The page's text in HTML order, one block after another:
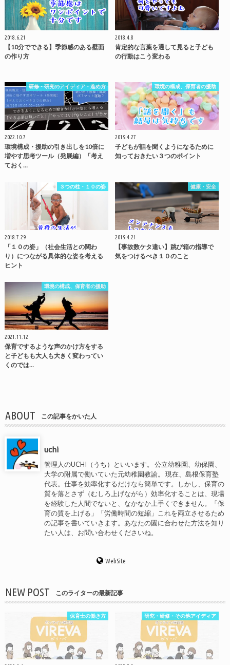
2018.6.21
【10分でできる】季節感のある壁面
の作り方
2018.4.8
肯定的な言葉を通して見ると子ども
の行動はこう変わる
研修・研究のアイディア・進め方
2022.10.7
環境構成・援助の引き出しを10倍に
増やす思考ツール（発展編）「考え
ておく…
環境の構成、保育者の援助
2019.4.27
子どもが話を聞くようになるために
知っておきたい３つのポイント
３つの柱・１０の姿
2018.7.29
「１０の姿」（社会生活との関わ
り）につながる具体的な姿を考える
ヒント
健康・安全
2019.4.21
【事故数ケタ違い】跳び箱の指導で
気をつけるべき１０のこと
環境の構成、保育者の援助
2021.11.12
保育でするような声のかけ方をする
と子どもも大人も大きく変わってい
くのでは…
ABOUT この記事をかいた人
uchi
管理人のUCHI（うち）といいます。 公立幼稚園、幼保園、
大学の附属で働いていた元幼稚園教諭。 現在、島根保育塾
代表。仕事を効率化するだけなら簡単です。しかし、保育の
質を落とさず（むしろ上げながら）効率化することは、現場
を経験した人間でないと、なかなか上手くできません。「保
育の質を上げる」「労働時間の短縮」これを両立させるため
の記事を書いていきます。あなたの園に合わせた方法を知り
たい人は、お問い合わせくださいね。
WebSite
NEW POST このライターの最新記事
保育士の働き方 研究・研修・その他アイディア